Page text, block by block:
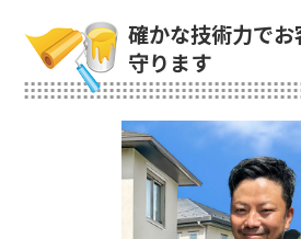
確かな技術力で
守ります